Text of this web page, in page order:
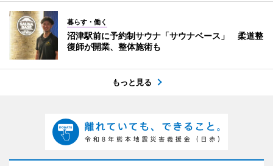
暮らす・働く
沼津駅前に予約制サウナ「サウナベース」 柔道整
復師が開業、整体施術も
もっと見る